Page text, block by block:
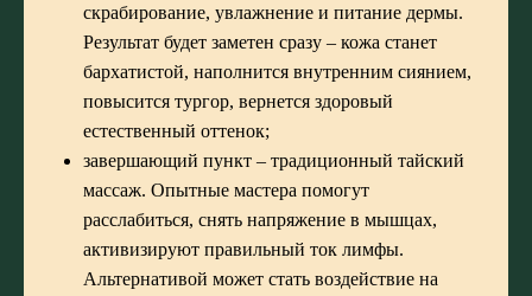
скрабирование, увлажнение и питание дермы.
Результат будет заметен сразу – кожа станет
бархатистой, наполнится внутренним сиянием,
повысится тургор, вернется здоровый
естественный оттенок;
завершающий пункт – традиционный тайский
массаж. Опытные мастера помогут
расслабиться, снять напряжение в мышцах,
активизируют правильный ток лимфы.
Альтернативой может стать воздействие на